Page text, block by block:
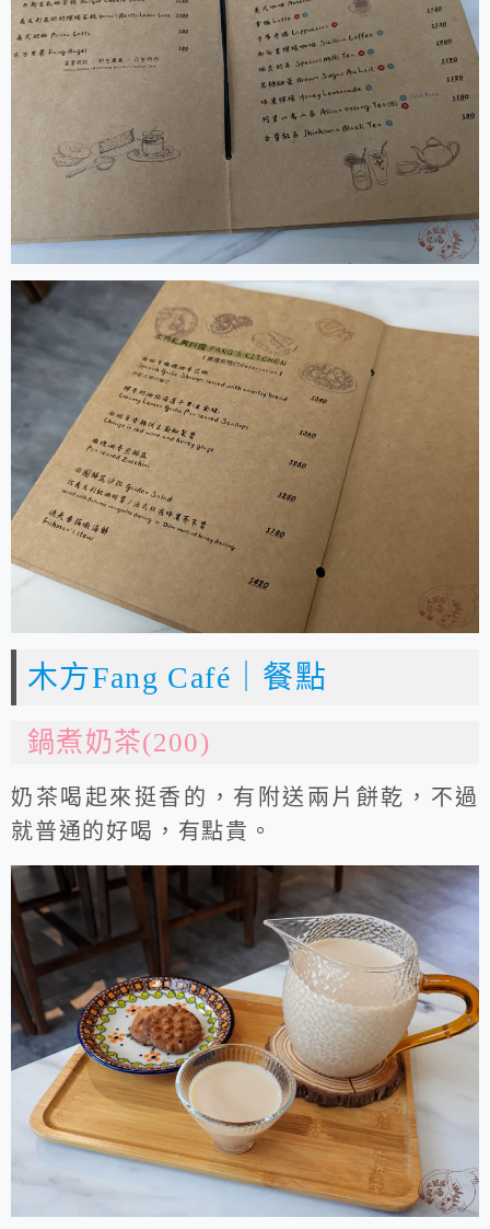
木方Fang Café｜餐點
鍋煮奶茶(200)
奶茶喝起來挺香的，有附送兩片餅乾，不過
就普通的好喝，有點貴。